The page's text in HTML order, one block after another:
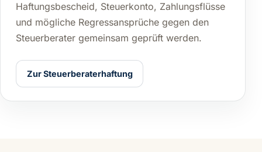
Haftungsbescheid, Steuerkonto, Zahlungsflüsse
und mögliche Regressansprüche gegen den
Steuerberater gemeinsam geprüft werden.
Zur Steuerberaterhaftung